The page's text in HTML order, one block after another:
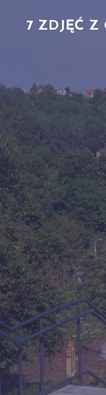
7 ZDJĘĆ Z